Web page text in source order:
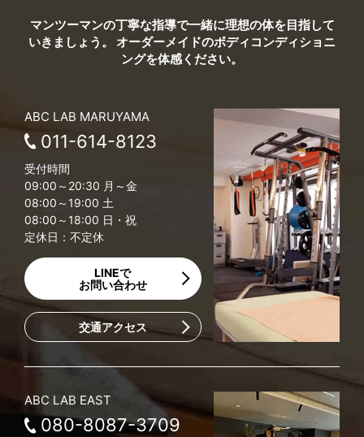
マンツーマンの丁寧な指導で一緒に理想の体を目指して
いきましょう。
オーダーメイドのボディコンディショニ
ングを体感ください。
ABC LAB MARUYAMA
011-614-8123
受付時間
09:00～20:30 月～金
08:00～19:00 土
08:00～18:00 日・祝
定休日：不定休
LINEで
お問い合わせ
交通アクセス
ABC LAB EAST
080-8087-3709